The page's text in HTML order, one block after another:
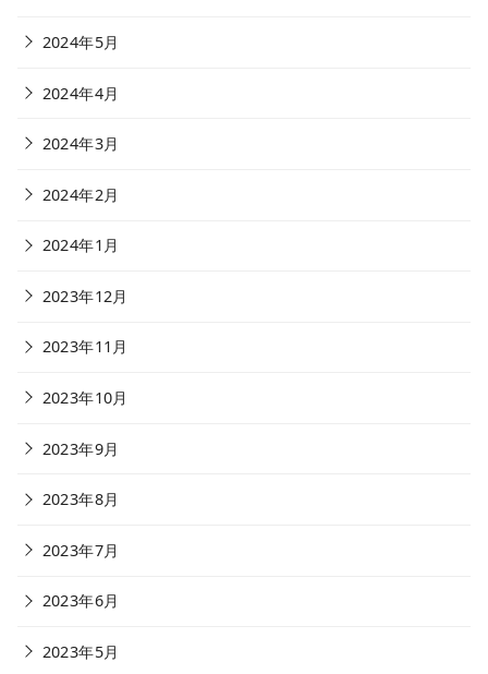
2024年5月
2024年4月
2024年3月
2024年2月
2024年1月
2023年12月
2023年11月
2023年10月
2023年9月
2023年8月
2023年7月
2023年6月
2023年5月